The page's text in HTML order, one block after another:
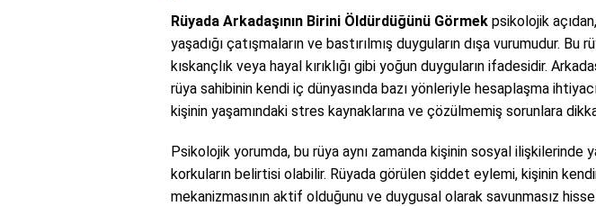
Rüyada Arkadaşının Birini Öldürdüğünü Görmek psikolojik
yaşadığı çatışmaların ve bastırılmış duyguların dışa vurumudur. Bu
kıskançlık veya hayal kırıklığı gibi yoğun duyguların ifadesidir.
rüya sahibinin kendi iç dünyasında bazı yönleriyle hesaplaşma
kişinin yaşamındaki stres kaynaklarına ve çözülmemiş sorunlara
Psikolojik yorumda, bu rüya aynı zamanda kişinin sosyal ilişkilerinde
korkuların belirtisi olabilir. Rüyada görülen şiddet eylemi, kişinin
mekanizmasının aktif olduğunu ve duygusal olarak savunmasız